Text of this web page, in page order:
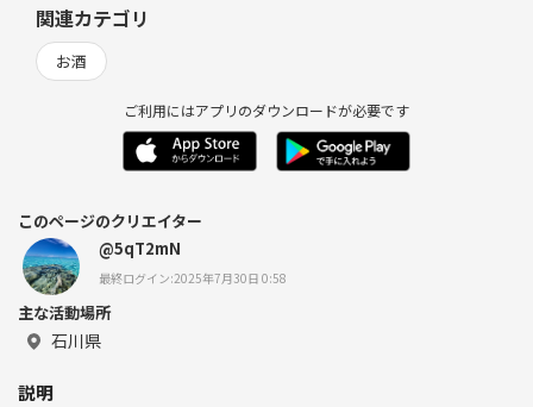
関連カテゴリ
お酒
ご利用にはアプリのダウンロードが必要です
このページのクリエイター
@5qT2mN
最終ログイン:2025年7月30日 0:58
主な活動場所
石川県
説明